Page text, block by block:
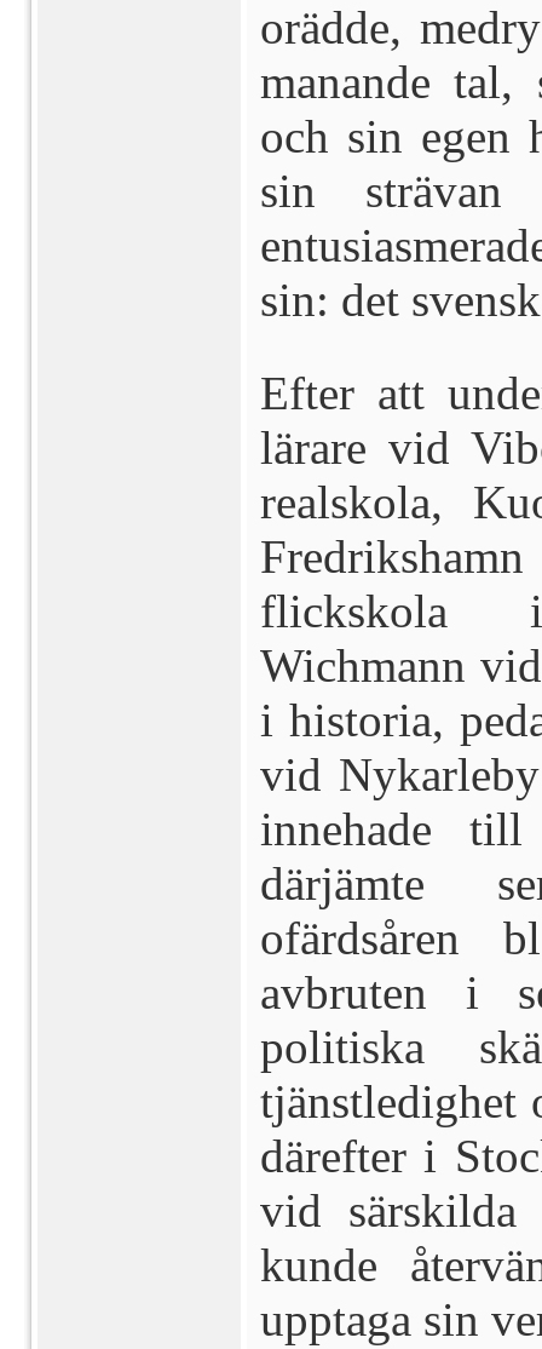
orädde,
manande
och sin egen
sin strävan
sin: det
Efter att
lärare vid
realskola,
flickskola i
Wichmann
i historia,
vid
innehade
därjämte
ofärdsåren
avbruten i
politiska
tjänstledighet
därefter i
vid
kunde
upptaga sin